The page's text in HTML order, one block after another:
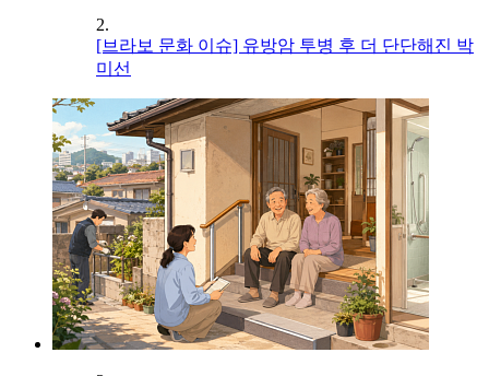
2.
[브라보 문화 이슈] 유방암 투병 후 더 단단해진 박
미선